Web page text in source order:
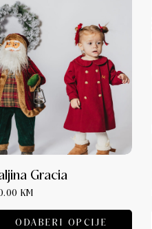
Gracia
KM
ODABERI OPCIJE